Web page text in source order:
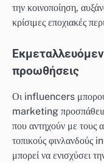
την κοινοποίηση,
κρίσιμες εποχιακές
προωθήσεις
Οι influencers
marketing
που αντηχούν με τους
τοπικούς φινλανδούς
μπορεί να ενισχύσει